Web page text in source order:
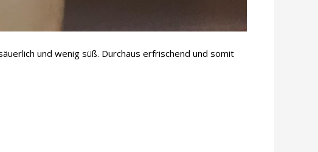
und wenig süß. Durchaus erfrischend und somit